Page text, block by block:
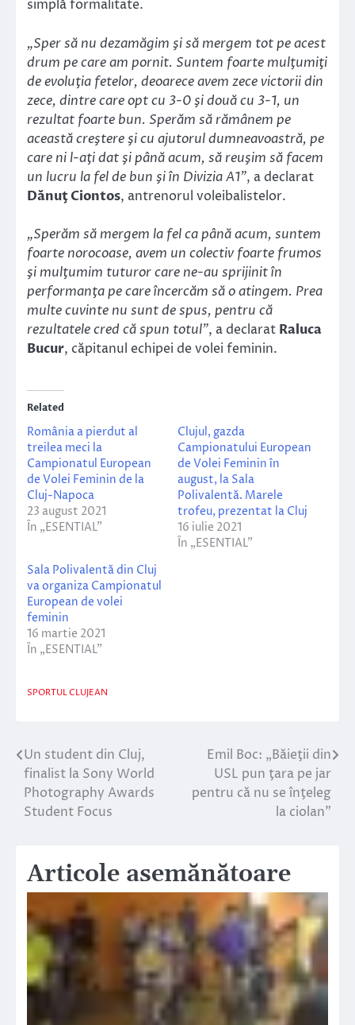
simplă formalitate.
„Sper să nu dezamăgim şi să mergem tot pe acest
drum pe care am pornit. Suntem foarte mulţumiţi
de evoluţia fetelor, deoarece avem zece victorii din
zece, dintre care opt cu 3-0 şi două cu 3-1, un
rezultat foarte bun. Sperăm să rămânem pe
această creştere şi cu ajutorul dumneavoastră, pe
care ni l-aţi dat şi până acum, să reuşim să facem
un lucru la fel de bun şi în Divizia A1”, a declarat
Dănuţ Ciontos, antrenorul voleibalistelor.
„Sperăm să mergem la fel ca până acum, suntem
foarte norocoase, avem un colectiv foarte frumos
şi mulţumim tuturor care ne-au sprijinit în
performanţa pe care încercăm să o atingem. Prea
multe cuvinte nu sunt de spus, pentru că
rezultatele cred că spun totul”, a declarat Raluca
Bucur, căpitanul echipei de volei feminin.
Related
România a pierdut al
treilea meci la
Campionatul European
de Volei Feminin de la
Cluj-Napoca
23 august 2021
În „ESENTIAL”
Clujul, gazda
Campionatului European
de Volei Feminin în
august, la Sala
Polivalentă. Marele
trofeu, prezentat la Cluj
16 iulie 2021
În „ESENTIAL”
Sala Polivalentă din Cluj
va organiza Campionatul
European de volei
feminin
16 martie 2021
În „ESENTIAL”
SPORTUL CLUJEAN
Navigare
în
articole
Un student din Cluj,
finalist la Sony World
Photography Awards
Student Focus
Emil Boc: „Băieţii din
USL pun ţara pe jar
pentru că nu se înţeleg
la ciolan”
Articole asemănătoare